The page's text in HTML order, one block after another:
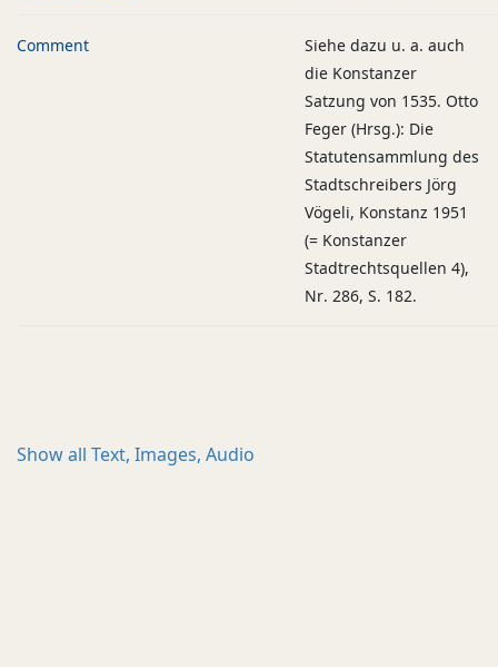
Comment
Siehe dazu u. a. auch
die Konstanzer
Satzung von 1535. Otto
Feger (Hrsg.): Die
Statutensammlung des
Stadtschreibers Jörg
Vögeli, Konstanz 1951
(= Konstanzer
Stadtrechtsquellen 4),
Nr. 286, S. 182.
Show all Text, Images, Audio